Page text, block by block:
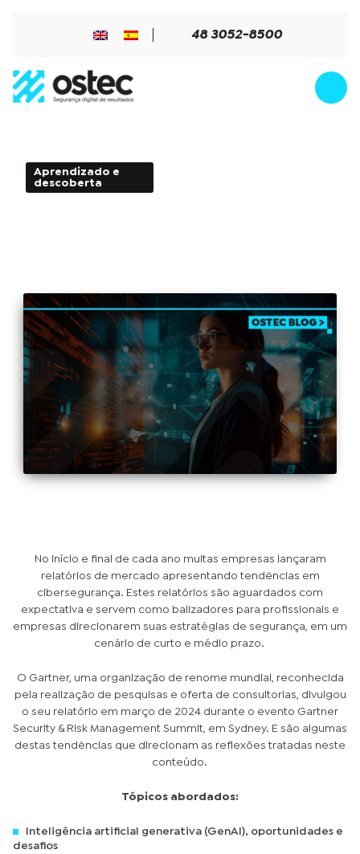
48 3052-8500
Aprendizado e
descoberta
No início e final de cada ano muitas empresas lançaram
relatórios de mercado apresentando tendências em
cibersegurança. Estes relatórios são aguardados com
expectativa e servem como balizadores para profissionais e
empresas direcionarem suas estratégias de segurança, em um
cenário de curto e médio prazo.
O Gartner, uma organização de renome mundial, reconhecida
pela realização de pesquisas e oferta de consultorias, divulgou
o seu relatório em março de 2024 durante o evento Gartner
Security & Risk Management Summit, em Sydney. E são algumas
destas tendências que direcionam as reflexões tratadas neste
conteúdo.
Tópicos abordados:
Inteligência artificial generativa (GenAI), oportunidades e
desafios